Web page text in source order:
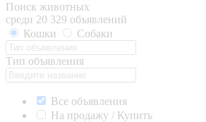
Поиск животных
среди 20 329 объявлений
Кошки
Собаки
Тип объявления
Все объявления
На продажу / Купить